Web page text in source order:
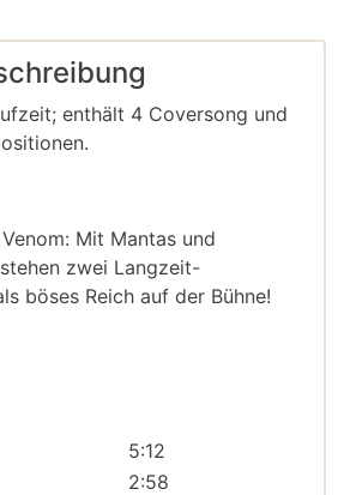
enthält 4 Coversong und
Mit Mantas und
zwei Langzeit-
böses Reich auf der Bühne!
5:12
2:58